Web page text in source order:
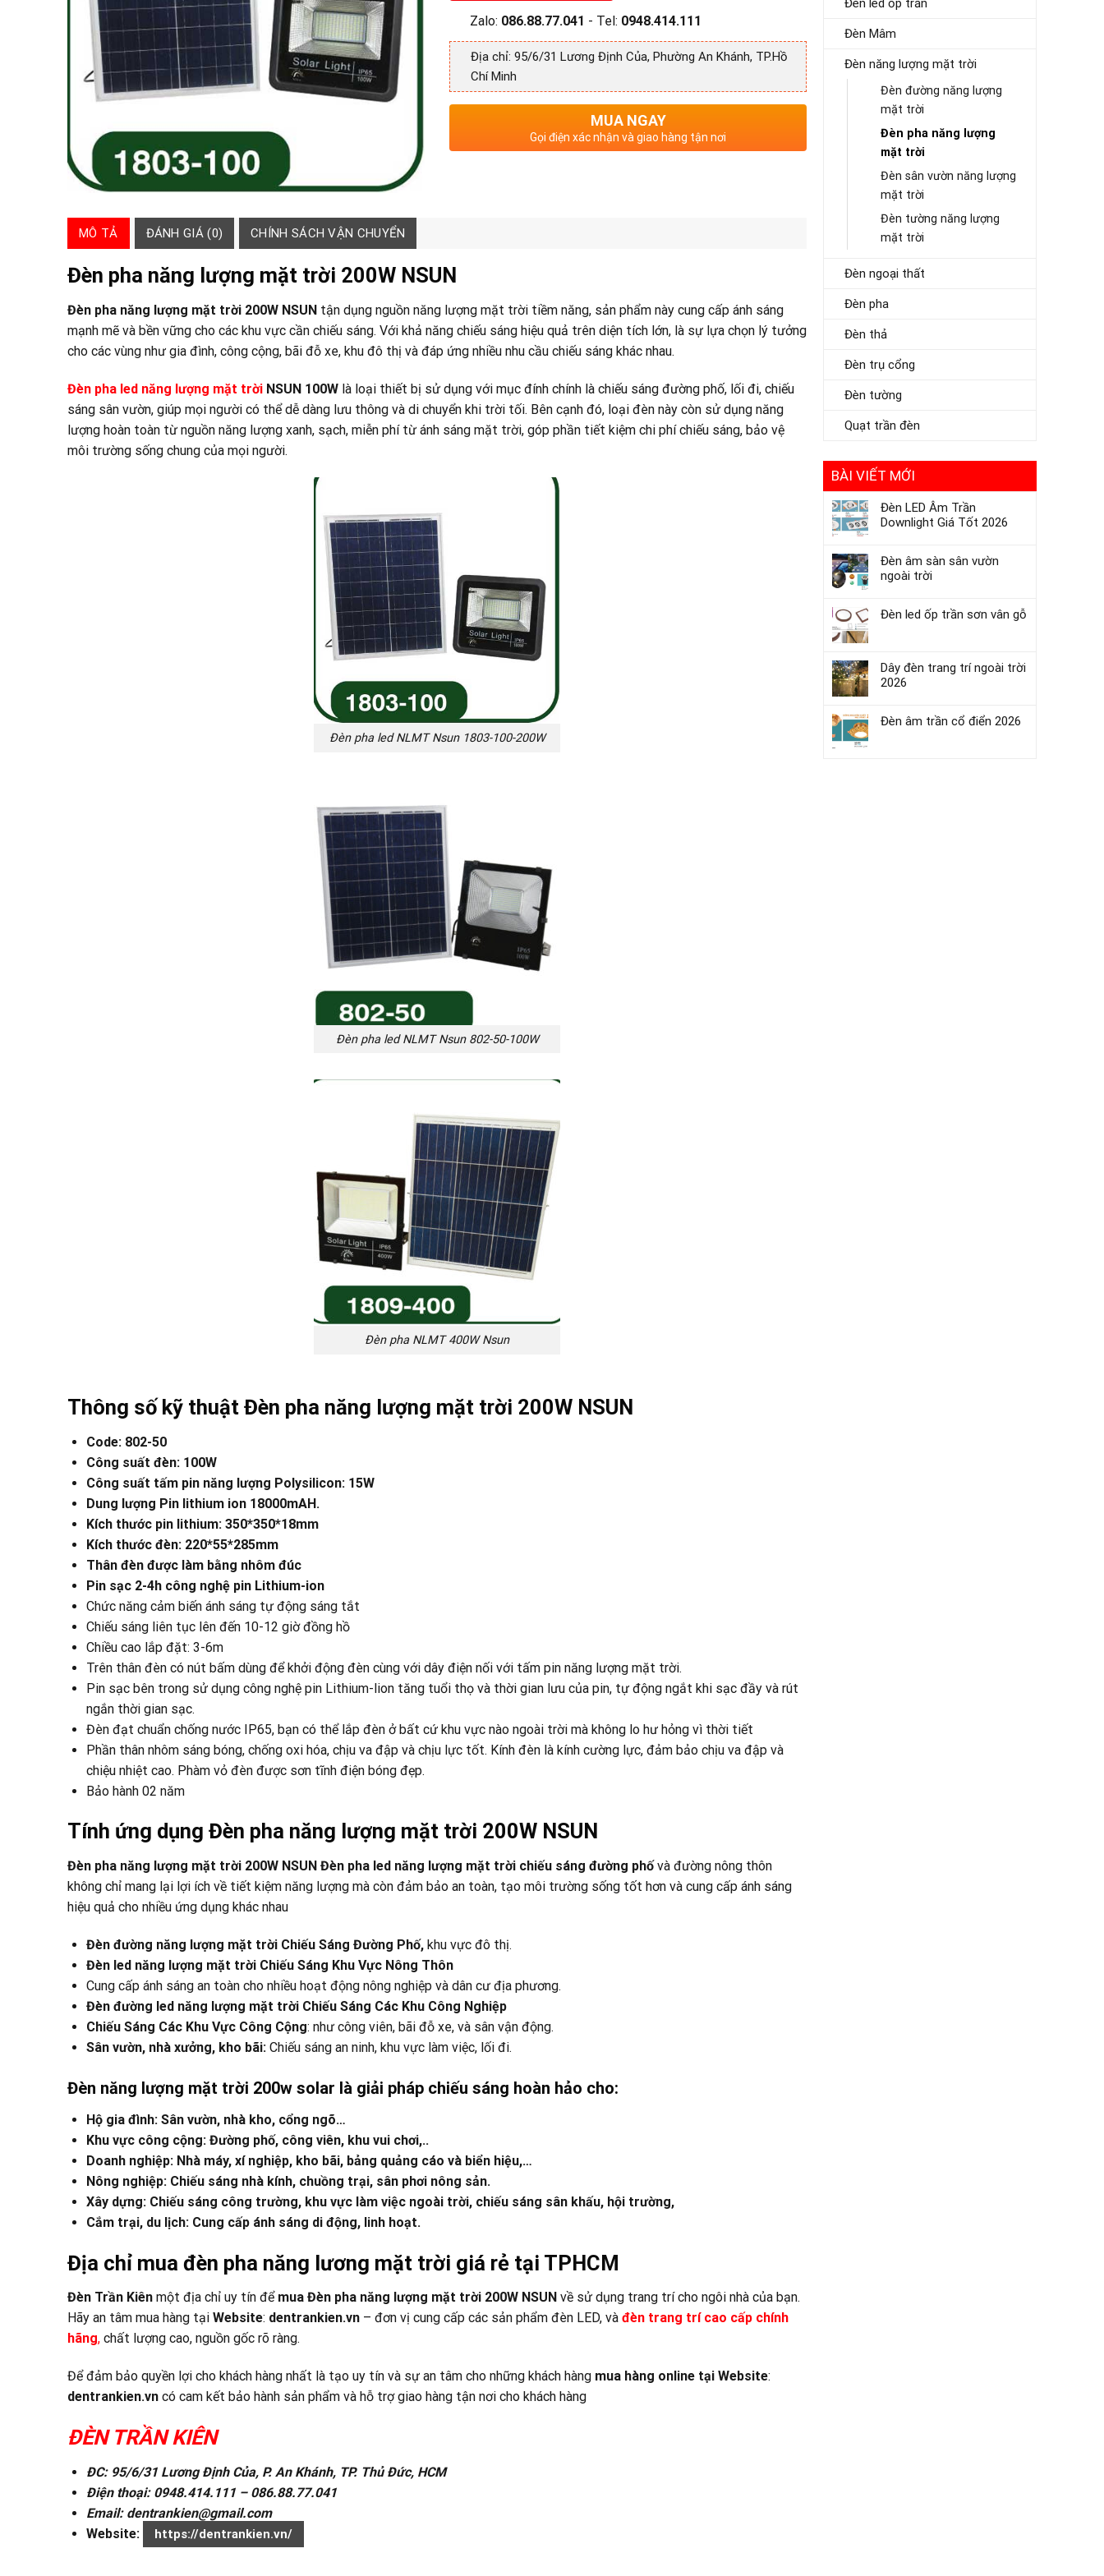
Đèn led ốp trần
Đèn Mâm
Đèn năng lượng mặt trời
Đèn đường năng lượng
mặt trời
Đèn pha năng lượng
mặt trời
Đèn sân vườn năng lượng
mặt trời
Đèn tường năng lượng
mặt trời
Đèn ngoại thất
Đèn pha
Đèn thả
Đèn trụ cổng
Đèn tường
Quạt trần đèn
BÀI VIẾT MỚI
Đèn LED Âm Trần
Downlight Giá Tốt 2026
Đèn âm sàn sân vườn
ngoài trời
Đèn led ốp trần sơn vân gỗ
Dây đèn trang trí ngoài trời
2026
Đèn âm trần cổ điển 2026
Zalo: 086.88.77.041 - Tel: 0948.414.111
Địa chỉ: 95/6/31 Lương Định Của, Phường An Khánh, TP.Hồ
Chí Minh
MUA NGAY
Gọi điện xác nhận và giao hàng tận nơi
MÔ TẢ ĐÁNH GIÁ (0) CHÍNH SÁCH VẬN CHUYỂN
Đèn pha năng lượng mặt trời 200W NSUN
Đèn pha năng lượng mặt trời 200W NSUN tận dụng nguồn năng lượng mặt trời tiềm năng, sản phẩm này cung cấp ánh sáng
mạnh mẽ và bền vững cho các khu vực cần chiếu sáng. Với khả năng chiếu sáng hiệu quả trên diện tích lớn, là sự lựa chọn lý tưởng
cho các vùng như gia đình, công cộng, bãi đỗ xe, khu đô thị và đáp ứng nhiều nhu cầu chiếu sáng khác nhau.
Đèn pha led năng lượng mặt trời NSUN 100W là loại thiết bị sử dụng với mục đính chính là chiếu sáng đường phố, lối đi, chiếu
sáng sân vườn, giúp mọi người có thể dễ dàng lưu thông và di chuyển khi trời tối. Bên cạnh đó, loại đèn này còn sử dụng năng
lượng hoàn toàn từ nguồn năng lượng xanh, sạch, miễn phí từ ánh sáng mặt trời, góp phần tiết kiệm chi phí chiếu sáng, bảo vệ
môi trường sống chung của mọi người.
Đèn pha led NLMT Nsun 1803-100-200W
Đèn pha led NLMT Nsun 802-50-100W
Đèn pha NLMT 400W Nsun
Thông số kỹ thuật Đèn pha năng lượng mặt trời 200W NSUN
Code: 802-50
Công suất đèn: 100W
Công suất tấm pin năng lượng Polysilicon: 15W
Dung lượng Pin lithium ion 18000mAH.
Kích thước pin lithium: 350*350*18mm
Kích thước đèn: 220*55*285mm
Thân đèn được làm bằng nhôm đúc
Pin sạc 2-4h công nghệ pin Lithium-ion
Chức năng cảm biến ánh sáng tự động sáng tắt
Chiếu sáng liên tục lên đến 10-12 giờ đồng hồ
Chiều cao lắp đặt: 3-6m
Trên thân đèn có nút bấm dùng để khởi động đèn cùng với dây điện nối với tấm pin năng lượng mặt trời.
Pin sạc bên trong sử dụng công nghệ pin Lithium-lion tăng tuổi thọ và thời gian lưu của pin, tự động ngắt khi sạc đầy và rút
ngắn thời gian sạc.
Đèn đạt chuẩn chống nước IP65, bạn có thể lắp đèn ở bất cứ khu vực nào ngoài trời mà không lo hư hỏng vì thời tiết
Phần thân nhôm sáng bóng, chống oxi hóa, chịu va đập và chịu lực tốt. Kính đèn là kính cường lực, đảm bảo chịu va đập và
chiệu nhiệt cao. Phàm vỏ đèn được sơn tĩnh điện bóng đẹp.
Bảo hành 02 năm
Tính ứng dụng Đèn pha năng lượng mặt trời 200W NSUN
Đèn pha năng lượng mặt trời 200W NSUN Đèn pha led năng lượng mặt trời chiếu sáng đường phố và đường nông thôn
không chỉ mang lại lợi ích về tiết kiệm năng lượng mà còn đảm bảo an toàn, tạo môi trường sống tốt hơn và cung cấp ánh sáng
hiệu quả cho nhiều ứng dụng khác nhau
Đèn đường năng lượng mặt trời Chiếu Sáng Đường Phố, khu vực đô thị.
Đèn led năng lượng mặt trời Chiếu Sáng Khu Vực Nông Thôn
Cung cấp ánh sáng an toàn cho nhiều hoạt động nông nghiệp và dân cư địa phương.
Đèn đường led năng lượng mặt trời Chiếu Sáng Các Khu Công Nghiệp
Chiếu Sáng Các Khu Vực Công Cộng: như công viên, bãi đỗ xe, và sân vận động.
Sân vườn, nhà xưởng, kho bãi: Chiếu sáng an ninh, khu vực làm việc, lối đi.
Đèn năng lượng mặt trời 200w solar là giải pháp chiếu sáng hoàn hảo cho:
Hộ gia đình: Sân vườn, nhà kho, cổng ngõ…
Khu vực công cộng: Đường phố, công viên, khu vui chơi,..
Doanh nghiệp: Nhà máy, xí nghiệp, kho bãi, bảng quảng cáo và biển hiệu,…
Nông nghiệp: Chiếu sáng nhà kính, chuồng trại, sân phơi nông sản.
Xây dựng: Chiếu sáng công trường, khu vực làm việc ngoài trời, chiếu sáng sân khấu, hội trường,
Cắm trại, du lịch: Cung cấp ánh sáng di động, linh hoạt.
Địa chỉ mua đèn pha năng lương mặt trời giá rẻ tại TPHCM
Đèn Trần Kiên một địa chỉ uy tín để mua Đèn pha năng lượng mặt trời 200W NSUN về sử dụng trang trí cho ngôi nhà của bạn.
Hãy an tâm mua hàng tại Website: dentrankien.vn – đơn vị cung cấp các sản phẩm đèn LED, và đèn trang trí cao cấp chính
hãng, chất lượng cao, nguồn gốc rõ ràng.
Để đảm bảo quyền lợi cho khách hàng nhất là tạo uy tín và sự an tâm cho những khách hàng mua hàng online tại Website:
dentrankien.vn có cam kết bảo hành sản phẩm và hỗ trợ giao hàng tận nơi cho khách hàng
ĐÈN TRẦN KIÊN
ĐC: 95/6/31 Lương Định Của, P. An Khánh, TP. Thủ Đức, HCM
Điện thoại: 0948.414.111 – 086.88.77.041
Email: dentrankien@gmail.com
Website:
https://dentrankien.vn/